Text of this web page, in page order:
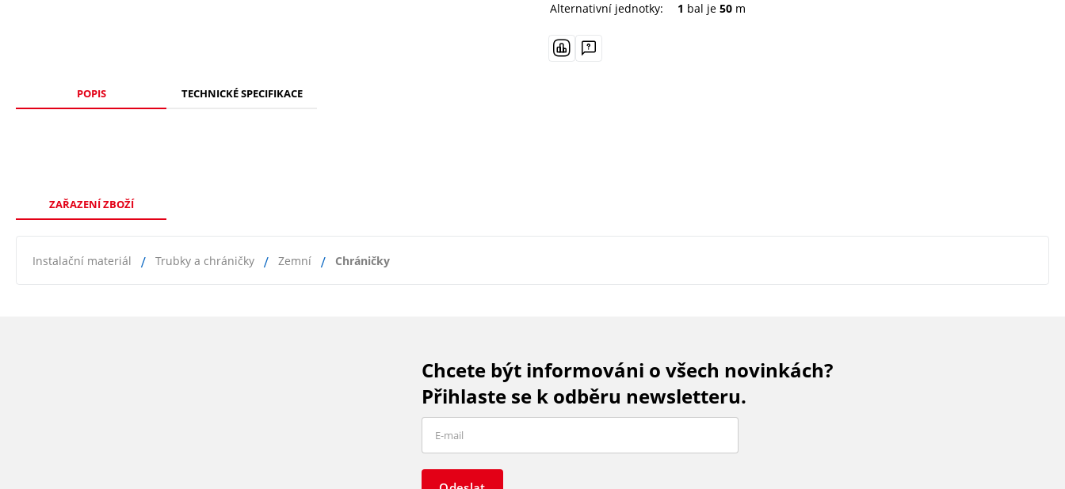
Alternativní jednotky:
1 bal je 50 m
POPIS TECHNICKÉ SPECIFIKACE
ZAŘAZENÍ ZBOŽÍ
Instalační materiál Trubky a chráničky Zemní Chráničky
Chcete být informováni o všech novinkách?
Přihlaste se k odběru newsletteru.